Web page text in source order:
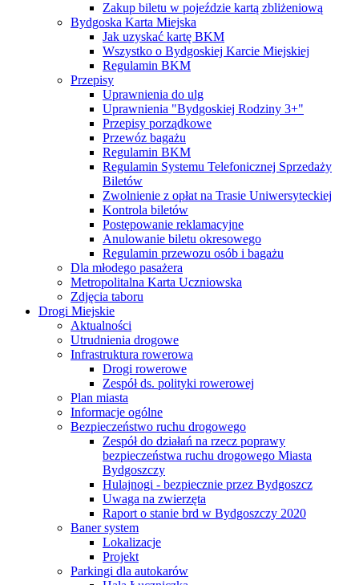
Zakup biletu w pojeździe kartą zbliżeniową
Bydgoska Karta Miejska
Jak uzyskać kartę BKM
Wszystko o Bydgoskiej Karcie Miejskiej
Regulamin BKM
Przepisy
Uprawnienia do ulg
Uprawnienia "Bydgoskiej Rodziny 3+"
Przepisy porządkowe
Przewóz bagażu
Regulamin BKM
Regulamin Systemu Telefonicznej Sprzedaży
Biletów
Zwolnienie z opłat na Trasie Uniwersyteckiej
Kontrola biletów
Postępowanie reklamacyjne
Anulowanie biletu okresowego
Regulamin przewozu osób i bagażu
Dla młodego pasażera
Metropolitalna Karta Uczniowska
Zdjęcia taboru
Drogi Miejskie
Aktualności
Utrudnienia drogowe
Infrastruktura rowerowa
Drogi rowerowe
Zespół ds. polityki rowerowej
Plan miasta
Informacje ogólne
Bezpieczeństwo ruchu drogowego
Zespół do działań na rzecz poprawy
bezpieczeństwa ruchu drogowego Miasta
Bydgoszczy
Hulajnogi - bezpiecznie przez Bydgoszcz
Uwaga na zwierzęta
Raport o stanie brd w Bydgoszczy 2020
Baner system
Lokalizacje
Projekt
Parkingi dla autokarów